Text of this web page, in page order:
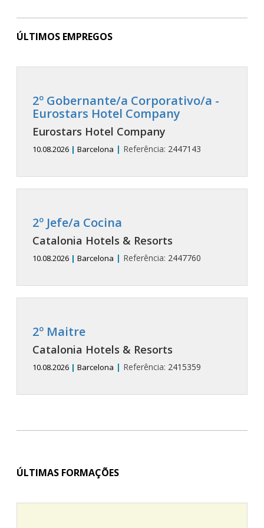
ÚLTIMOS EMPREGOS
2º Gobernante/a Corporativo/a -
Eurostars Hotel Company
Eurostars Hotel Company
10.08.2026 | Barcelona | Referência: 2447143
2º Jefe/a Cocina
Catalonia Hotels & Resorts
10.08.2026 | Barcelona | Referência: 2447760
2º Maitre
Catalonia Hotels & Resorts
10.08.2026 | Barcelona | Referência: 2415359
ÚLTIMAS FORMAÇÕES